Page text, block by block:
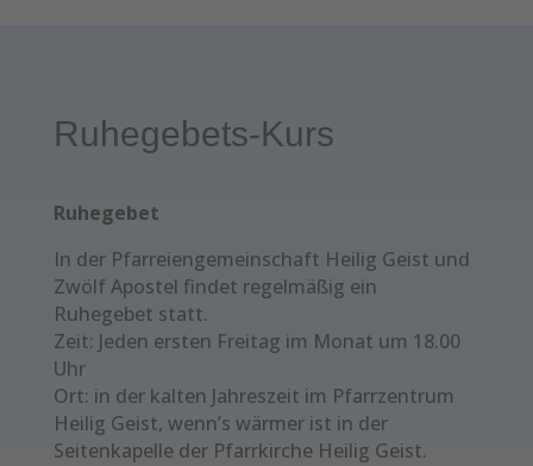
Ruhegebets-Kurs
Ruhegebet
In der Pfarreiengemeinschaft Heilig Geist und
Zwölf Apostel findet regelmäßig ein
Ruhegebet statt.
Zeit: Jeden ersten Freitag im Monat um 18.00
Uhr
Ort: in der kalten Jahreszeit im Pfarrzentrum
Heilig Geist, wenn’s wärmer ist in der
Seitenkapelle der Pfarrkirche Heilig Geist.